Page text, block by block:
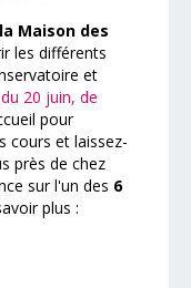
Maison des
les différents
et
20 juin, de
pour
cours et laissez-
près de chez
sur l'un des 6
plus :